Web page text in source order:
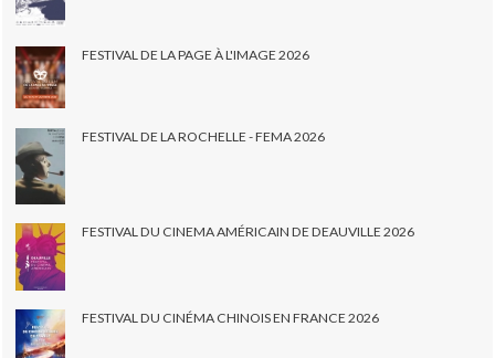
FESTIVAL DE LA PAGE À L'IMAGE 2026
FESTIVAL DE LA ROCHELLE - FEMA 2026
FESTIVAL DU CINEMA AMÉRICAIN DE DEAUVILLE 2026
FESTIVAL DU CINÉMA CHINOIS EN FRANCE 2026